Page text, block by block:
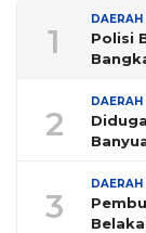
1
DAERAH
Polisi
2
DAERAH
3
DAERAH